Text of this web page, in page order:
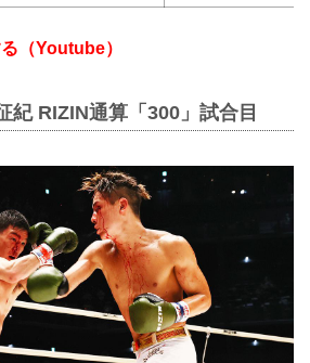
（Youtube）
紀 RIZIN通算「300」試合目